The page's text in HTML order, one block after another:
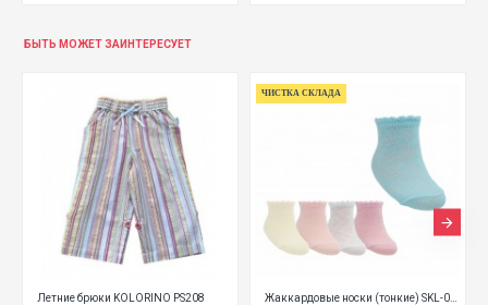
БЫТЬ МОЖЕТ ЗАИНТЕРЕСУЕТ
Летние брюки KOLORINO PS208
ЧИСТКА СКЛАДА